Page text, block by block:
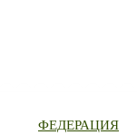
ФЕДЕРАЦИЯ